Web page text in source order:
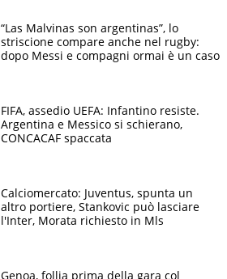
“Las Malvinas son argentinas”, lo
striscione compare anche nel rugby:
dopo Messi e compagni ormai è un caso
FIFA, assedio UEFA: Infantino resiste.
Argentina e Messico si schierano,
CONCACAF spaccata
Calciomercato: Juventus, spunta un
altro portiere, Stankovic può lasciare
l'Inter, Morata richiesto in Mls
Genoa, follia prima della gara col